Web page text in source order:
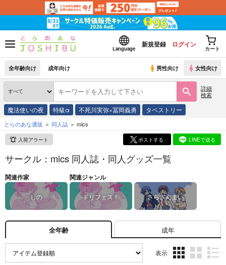
Language
新規登録 ログイン
カート
全年齢向け 成年向け 男性向け 女性向け
詳細
検索
魔法使いの夜 特級α 不死川実弥×冨岡義勇 タペストリー
とらのあな通販 同人誌 mics
入荷アラート ポストする LINEで送る
サークル：mics 同人誌・同人グッズ一覧
関連作家
しの
関連ジャンル
ドリフェス！ さらざんまい
全年齢 成年
表示